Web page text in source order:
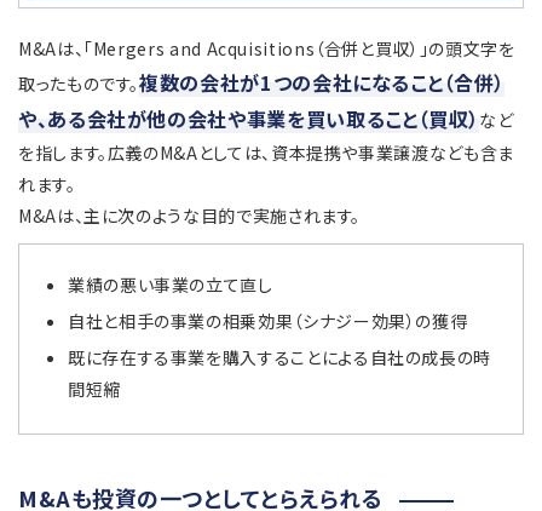
M&Aは、「Mergers and Acquisitions（合併と買収）」の頭文字を
取ったものです。複数の会社が1つの会社になること（合併）
や、ある会社が他の会社や事業を買い取ること（買収） など
を指します。広義のM&Aとしては、資本提携や事業譲渡なども含ま
れます。
M&Aは、主に次のような目的で実施されます。
業績の悪い事業の立て直し
自社と相手の事業の相乗効果（シナジー効果）の獲得
既に存在する事業を購入することによる自社の成長の時
間短縮
M&Aも投資の一つとしてとらえられる